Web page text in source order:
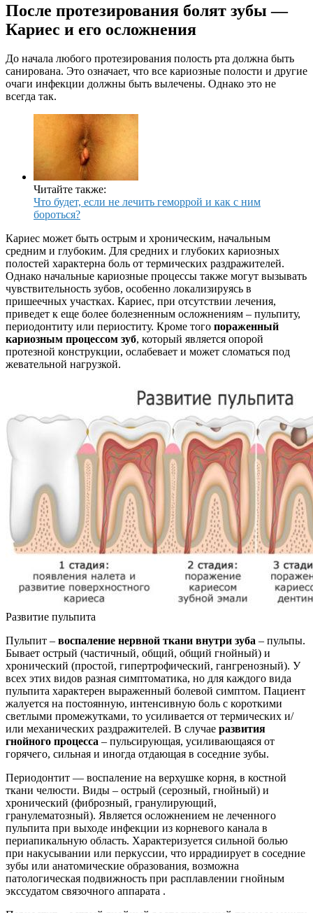
После протезирования болят зубы —
Кариес и его осложнения
До начала любого протезирования полость рта должна быть
санирована. Это означает, что все кариозные полости и другие
очаги инфекции должны быть вылечены. Однако это не
всегда так.
Читайте также:
Что будет, если не лечить геморрой и как с ним
бороться?
Кариес может быть острым и хроническим, начальным
средним и глубоким. Для средних и глубоких кариозных
полостей характерна боль от термических раздражителей.
Однако начальные кариозные процессы также могут вызывать
чувствительность зубов, особенно локализируясь в
пришеечных участках. Кариес, при отсутствии лечения,
приведет к еще более болезненным осложнениям – пульпиту,
периодонтиту или периоститу. Кроме того пораженный
кариозным процессом зуб, который является опорой
протезной конструкции, ослабевает и может сломаться под
жевательной нагрузкой.
Развитие пульпита
Пульпит – воспаление нервной ткани внутри зуба – пульпы.
Бывает острый (частичный, общий, общий гнойный) и
хронический (простой, гипертрофический, гангренозный). У
всех этих видов разная симптоматика, но для каждого вида
пульпита характерен выраженный болевой симптом. Пациент
жалуется на постоянную, интенсивную боль с короткими
светлыми промежутками, то усиливается от термических и/
или механических раздражителей. В случае развития
гнойного процесса – пульсирующая, усиливающаяся от
горячего, сильная и иногда отдающая в соседние зубы.
Периодонтит — воспаление на верхушке корня, в костной
ткани челюсти. Виды – острый (серозный, гнойный) и
хронический (фиброзный, гранулирующий,
гранулематозный). Является осложнением не леченного
пульпита при выходе инфекции из корневого канала в
периапикальную область. Характеризуется сильной болью
при накусывании или перкуссии, что иррадиирует в соседние
зубы или анатомические образования, возможна
патологическая подвижность при расплавлении гнойным
экссудатом связочного аппарата .